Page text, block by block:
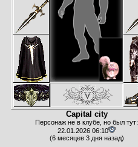
Capital city
Персонаж не в клубе, но был тут:
22.01.2026 06:10
(6 месяцев 3 дня назад)